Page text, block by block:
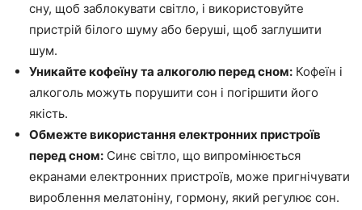
сну, щоб заблокувати світло, і використовуйте
пристрій білого шуму або беруші, щоб заглушити
шум.
Уникайте кофеїну та алкоголю перед сном: Кофеїн і
алкоголь можуть порушити сон і погіршити його
якість.
Обмежте використання електронних пристроїв
перед сном: Синє світло, що випромінюється
екранами електронних пристроїв, може пригнічувати
вироблення мелатоніну, гормону, який регулює сон.